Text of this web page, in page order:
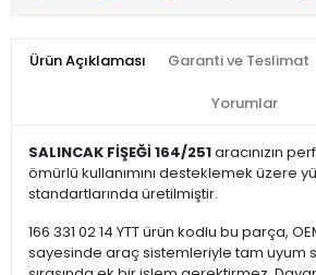
Ürün Açıklaması Garanti ve Teslimat
Yorumlar
SALINCAK FİŞEĞİ 164/251aracınızın
ömürlü kullanımını desteklemek üzere
standartlarında üretilmiştir.
166 331 02 14 YTT ürün kodlu bu parça,
sayesinde araç sistemleriyle tam uyum